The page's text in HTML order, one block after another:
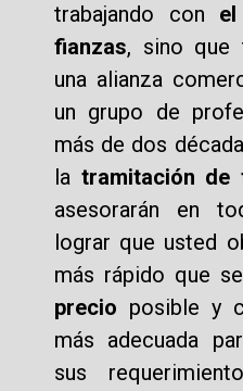
trabajando con
fianzas, sino que
una alianza
un grupo de
más de dos
la tramitación de
asesorarán en
lograr que usted
más rápido que
precio posible y
más adecuada
sus